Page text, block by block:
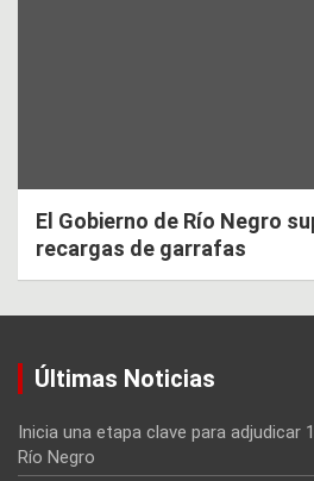
El Gobierno de Río Negro
recargas de garrafas
Últimas Noticias
Inicia una etapa clave para adjudicar
Río Negro